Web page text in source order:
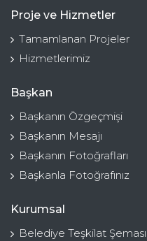
Proje ve Hizmetler
Tamamlanan Projeler
Hizmetlerimiz
Başkan
Başkanın Özgeçmişi
Başkanın Mesajı
Başkanın Fotoğrafları
Başkanla Fotoğrafınız
Kurumsal
Belediye Teşkilat Şeması